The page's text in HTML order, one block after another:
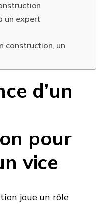
un expert
construction, un
d’un
pour
vice
joue un rôle